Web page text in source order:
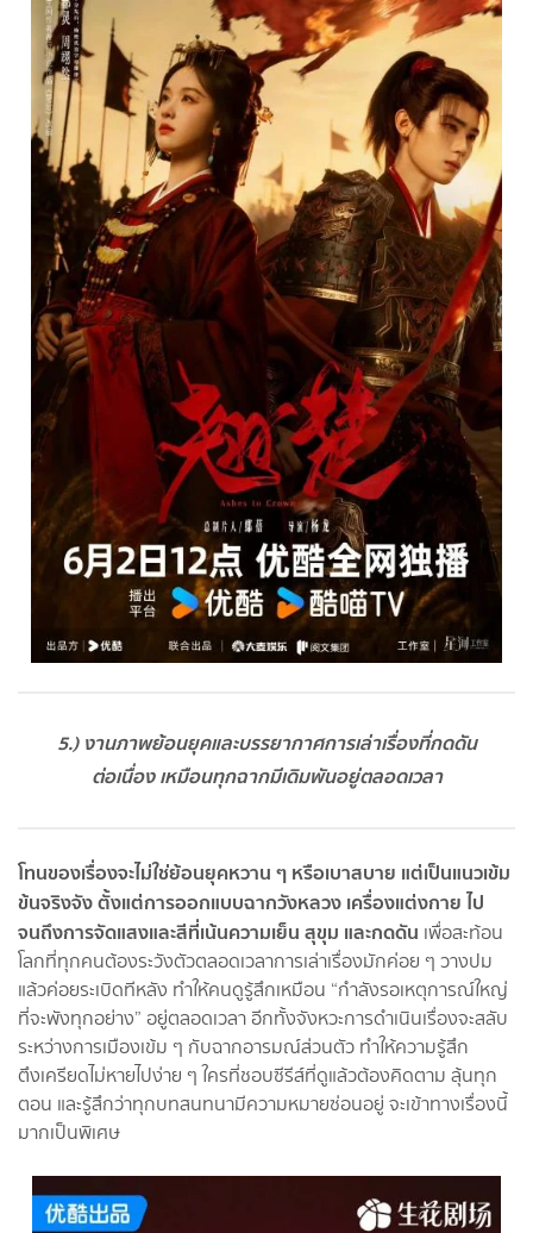
5.) งานภาพย้อนยุคและบรรยากาศการเล่าเรื่องที่กดดัน
ต่อเนื่อง เหมือนทุกฉากมีเดิมพันอยู่ตลอดเวลา
โทนของเรื่องจะไม่ใช่ย้อนยุคหวาน ๆ หรือเบาสบาย แต่เป็นแนวเข้ม
ข้นจริงจัง ตั้งแต่การออกแบบฉากวังหลวง เครื่องแต่งกาย ไป
จนถึงการจัดแสงและสีที่เน้นความเย็น สุขุม และกดดัน เพื่อสะท้อน
โลกที่ทุกคนต้องระวังตัวตลอดเวลาการเล่าเรื่องมักค่อย ๆ วางปม
แล้วค่อยระเบิดทีหลัง ทำให้คนดูรู้สึกเหมือน “กำลังรอเหตุการณ์ใหญ่
ที่จะพังทุกอย่าง” อยู่ตลอดเวลา อีกทั้งจังหวะการดำเนินเรื่องจะสลับ
ระหว่างการเมืองเข้ม ๆ กับฉากอารมณ์ส่วนตัว ทำให้ความรู้สึก
ตึงเครียดไม่หายไปง่าย ๆ ใครที่ชอบซีรีส์ที่ดูแล้วต้องคิดตาม ลุ้นทุก
ตอน และรู้สึกว่าทุกบทสนทนามีความหมายซ่อนอยู่ จะเข้าทางเรื่องนี้
มากเป็นพิเศษ